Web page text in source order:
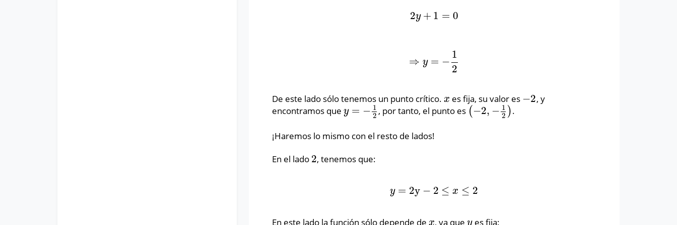
2y + 1 = 0
2y+1 =0
⇒ y = −
1
2
⇒y =− 12
De este lado sólo tenemos un punto crítico. x
x es fija, su valor es −2
−2 , y
encontramos que y = − 1
2
y=−1 2 , por tanto, el punto es ( −2, − 1
2 )
(−2,−12) .
¡Haremos lo mismo con el resto de lados!
En el lado 2
2, tenemos que:
y = 2y − 2 ≤ x ≤ 2
y=2y−2 ≤x≤2
En este lado la función sólo depende de , ya que es fija: